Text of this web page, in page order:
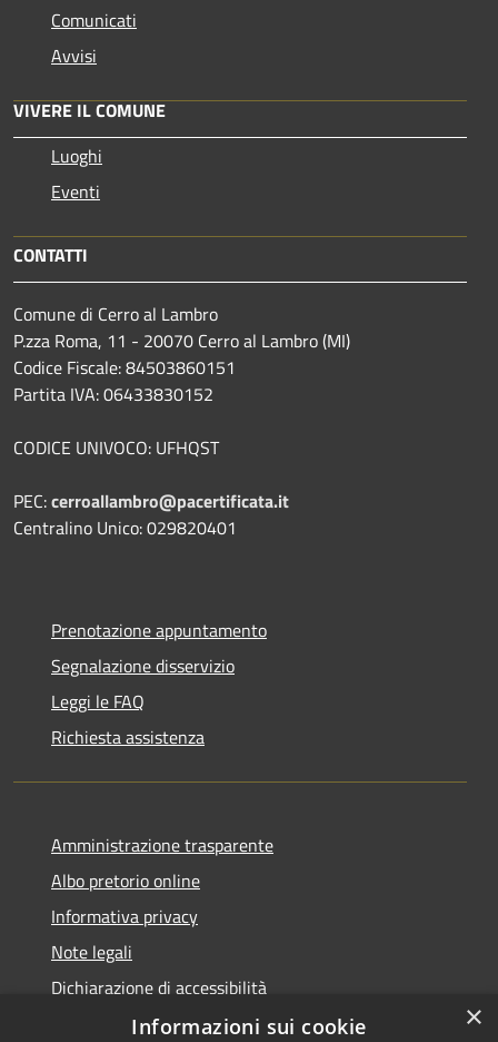
Comunicati
Avvisi
VIVERE IL COMUNE
Luoghi
Eventi
CONTATTI
Comune di Cerro al Lambro
P.zza Roma, 11 - 20070 Cerro al Lambro (MI)
Codice Fiscale: 84503860151
Partita IVA: 06433830152
CODICE UNIVOCO: UFHQST
PEC:cerroallambro@pacertificata.it
Centralino Unico: 029820401
Prenotazione appuntamento
Segnalazione disservizio
Leggi le FAQ
Richiesta assistenza
Amministrazione trasparente
Albo pretorio online
Informativa privacy
Note legali
Dichiarazione di accessibilità
×
Informazioni sui cookie